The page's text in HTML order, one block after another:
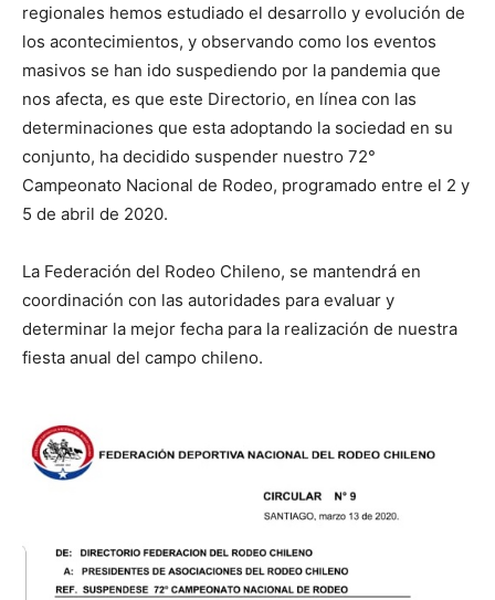
regionales hemos estudiado el desarrollo y evolución de
los acontecimientos, y observando como los eventos
masivos se han ido suspediendo por la pandemia que
nos afecta, es que este Directorio, en línea con las
determinaciones que esta adoptando la sociedad en su
conjunto, ha decidido suspender nuestro 72°
Campeonato Nacional de Rodeo, programado entre el 2 y
5 de abril de 2020.
La Federación del Rodeo Chileno, se mantendrá en
coordinación con las autoridades para evaluar y
determinar la mejor fecha para la realización de nuestra
fiesta anual del campo chileno.